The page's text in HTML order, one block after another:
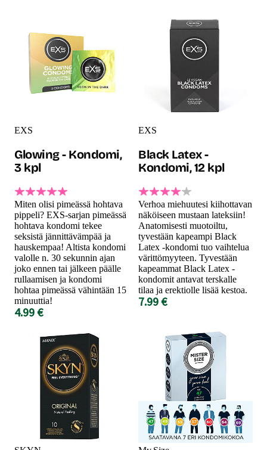
EXS
Glowing - Kondomi,
3 kpl
Miten olisi pimeässä hohtava
pippeli? EXS-sarjan pimeässä
hohtava kondomi tekee
seksistä jännittävämpää ja
hauskempaa! Altista kondomi
valolle n. 30 sekunnin ajan
joko ennen tai jälkeen päälle
rullaamisen ja kondomi
hohtaa pimeässä vähintään 15
minuuttia!
4.99 €
EXS
Black Latex -
Kondomi, 12 kpl
Verhoa miehuutesi kiihottavan
näköiseen mustaan lateksiin!
Anatomisesti muotoiltu,
tyvestään kapeampi Black
Latex -kondomi tuo vaihtelua
värittömyyteen. Tyvestään
kapeammat Black Latex -
kondomit antavat terskalle
tilaa ja erektiolle lisää kestoa.
7.99 €